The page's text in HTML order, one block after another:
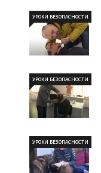
УРОКИ БЕЗОПАСНОСТИ
УРОКИ БЕЗОПАСНОСТИ
УРОКИ БЕЗОПАСНОСТИ